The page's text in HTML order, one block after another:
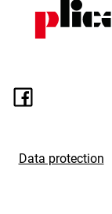
Data protection